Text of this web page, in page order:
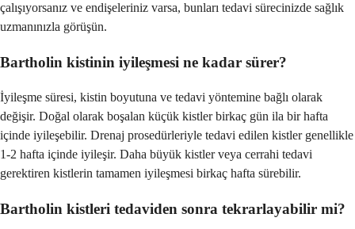
çalışıyorsanız ve endişeleriniz varsa, bunları tedavi sürecinizde sağlık
uzmanınızla görüşün.
Bartholin kistinin iyileşmesi ne kadar sürer?
İyileşme süresi, kistin boyutuna ve tedavi yöntemine bağlı olarak
değişir. Doğal olarak boşalan küçük kistler birkaç gün ila bir hafta
içinde iyileşebilir. Drenaj prosedürleriyle tedavi edilen kistler genellikle
1-2 hafta içinde iyileşir. Daha büyük kistler veya cerrahi tedavi
gerektiren kistlerin tamamen iyileşmesi birkaç hafta sürebilir.
Bartholin kistleri tedaviden sonra tekrarlayabilir mi?